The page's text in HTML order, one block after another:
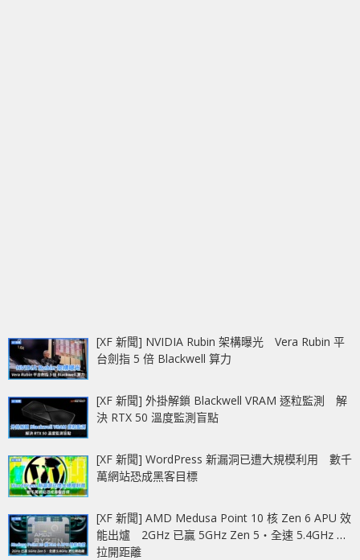
[XF 新聞] NVIDIA Rubin 架構曝光 Vera Rubin 平
台劍指 5 倍 Blackwell 算力
[XF 新聞] 外掛解鎖 Blackwell VRAM 逐粒監測 解
決 RTX 50 溫度監測盲點
[XF 新聞] WordPress 新漏洞已遭大規模利用 數千
萬網站恐成黑客目標
[XF 新聞] AMD Medusa Point 10 核 Zen 6 APU 效
能出爐 2GHz 已贏 5GHz Zen 5‧全速 5.4GHz 更
拉開距離